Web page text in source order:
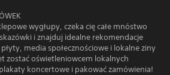
wygłupy, czeka cię całe mnóstwo
i znajduj idealne rekomendacje
media społecznościowe i lokalne ziny
zostać oświetleniowcem lokalnych
koncertowe i pakować zamówienia!